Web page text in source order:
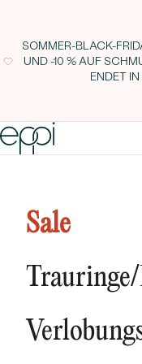
SOMMER-BLACK-
UND -10 % AUF
ENDET IN
Sale
NEUHEITEN
ovalen Lab
Turmalin Davi